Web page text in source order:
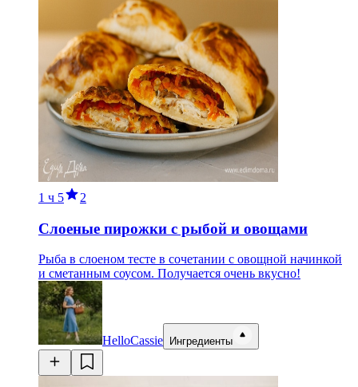
1 ч 5 2
Слоеные пирожки с рыбой и овощами
Рыба в слоеном тесте в сочетании с овощной начинкой
и сметанным соусом. Получается очень вкусно!
HelloCassie Ингредиенты